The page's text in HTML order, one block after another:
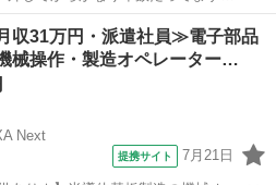
い合わせ頂ければ、動作確認して、
カーオーディオ ウーハーアンプ
収31万円・派遣社員≫電子部品
械操作・製造オペレーター…
Next
提携サイト 7月21日